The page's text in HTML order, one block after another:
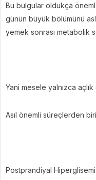
Bu bulgular oldukça
günün büyük bölümünü
yemek sonrası metabolik
Yani mesele yalnızca
Asıl önemli süreçlerden
Postprandiyal